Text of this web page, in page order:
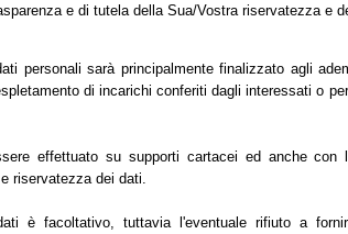
e di tutela della Sua/Vostra riservatezza e
personali sarà principalmente finalizzato agli
di incarichi conferiti dagli interessati o
effettuato su supporti cartacei ed anche
riservatezza dei dati.
è facoltativo, tuttavia l'eventuale rifiuto a